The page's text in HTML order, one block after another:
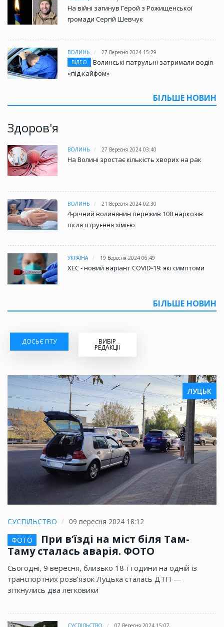
На війні загинув Герой з Рожищенської
громади Сергій Шевчук
ВОЛИНЬ
27 Вересня 2024 15:29
ВІДЕО
Волинські патрульні затримали водія
«під кайфом»
БІЛЬШЕ НОВИН
Здоров'я
ВОЛИНЬ 27 Вересня 2024 03:40
На Волині зростає кількість хворих на рак
ВОЛИНЬ 21 Вересня 2024 02:30
4-річний волинянин пережив 100 наркозів
після отруєння хімією
УКРАЇНА 19 Вересня 2024 06:49
XEC - новий варіант COVID-19: які симптоми
БІЛЬШЕ НОВИН
ДОСЬЄ ГІТУ ВИБІР
РЕДАКЦІЇ
ЛУЦЬК
СУСПІЛЬСТВО
09 вересня 2024 18:12
ФОТО
При в’їзді на міст біля Там-
Таму сталась аварія. ФОТО
Сьогодні, 9 вересня, близько 18-ї години на одній із
транспортних розв’язок Луцька сталась ДТП —
зіткнулись два легковики
СУСПІЛЬСТВО 07 Вересня 2024 15:07